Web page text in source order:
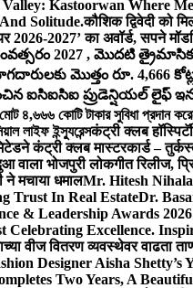
Valley: Kastoorwan Where
Solitude.कौशिक द्विवेदी को
2026-2027’ का अवॉर्ड, सपने
2027 , మొదటి
మొత్తం రూ. 4,666
ఐసిఐసిఐ ప్రుడెన్షియల్ లైఫ్
৪,৬৬৬ কোটি টাকার সুবিধা প্রদান
লাইফ ইন্স্যুরেন্সकंट्री क्लब
कंट्री क्लब मास्टरकार्ड –
वाला भोजपुरी लोकगीत रिलीज,
ने मचाया धमालMr. Hitesh
Trust In Real EstateDr.
& Leadership Awards
Celebrating Excellence.
वीज वितरण व्यवस्थेवर वाढता
Designer Aisha Shetty’s
Two Years, A